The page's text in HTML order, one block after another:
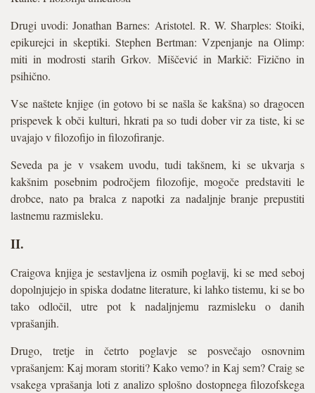
Drugi uvodi: Jonathan Barnes: Aristotel. R. W. Sharples: Stoiki,
epikurejci in skeptiki. Stephen Bertman: Vzpenjanje na Olimp:
miti in modrosti starih Grkov. Miščević in Markič: Fizično in
psihično.
Vse naštete knjige (in gotovo bi se našla še kakšna) so dragocen
prispevek k obči kulturi, hkrati pa so tudi dober vir za tiste, ki se
uvajajo v filozofijo in filozofiranje.
Seveda pa je v vsakem uvodu, tudi takšnem, ki se ukvarja s
kakšnim posebnim področjem filozofije, mogoče predstaviti le
drobce, nato pa bralca z napotki za nadaljnje branje prepustiti
lastnemu razmisleku.
II.
Craigova knjiga je sestavljena iz osmih poglavij, ki se med seboj
dopolnjujejo in spiska dodatne literature, ki lahko tistemu, ki se bo
tako odločil, utre pot k nadaljnjemu razmisleku o danih
vprašanjih.
Drugo, tretje in četrto poglavje se posvečajo osnovnim
vprašanjem: Kaj moram storiti? Kako vemo? in Kaj sem? Craig se
vsakega vprašanja loti z analizo splošno dostopnega filozofskega